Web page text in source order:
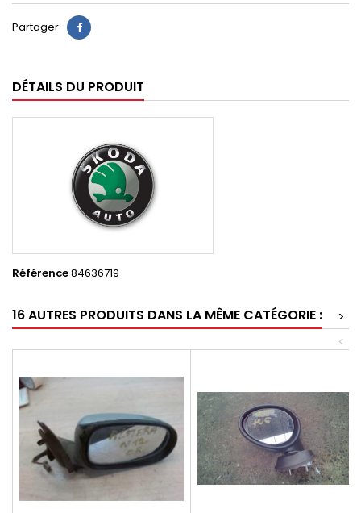
Partager
DÉTAILS DU PRODUIT
Référence84636719
16 AUTRES PRODUITS DANS LA MÊME CATÉGORIE :
>
<